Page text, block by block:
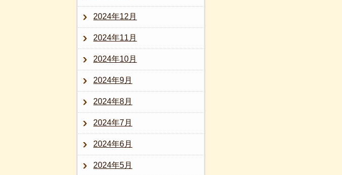
2024年12月
2024年11月
2024年10月
2024年9月
2024年8月
2024年7月
2024年6月
2024年5月